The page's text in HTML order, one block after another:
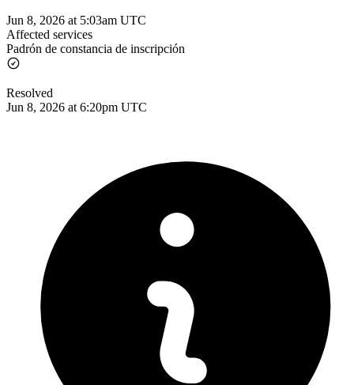
Jun 8, 2026 at 5:03am UTC
Affected services
Padrón de constancia de inscripción
Resolved
Jun 8, 2026 at 6:20pm UTC